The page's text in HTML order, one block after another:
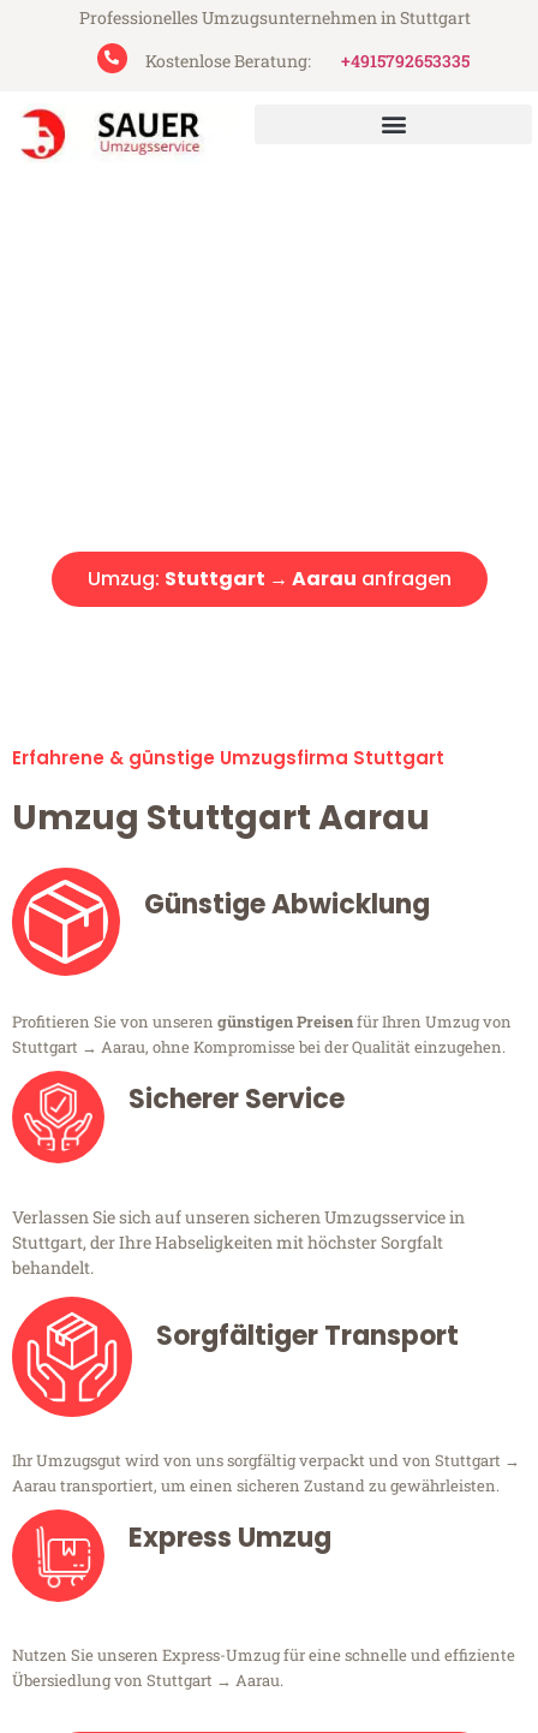
Professionelles Umzugsunternehmen in Stuttgart
Kostenlose Beratung:
+4915792653335
Umzug: Stuttgart → Aarau anfragen
Erfahrene & günstige Umzugsfirma Stuttgart
Umzug Stuttgart Aarau
Günstige Abwicklung
Profitieren Sie von unseren günstigen Preisenfür Ihren Umzug von
Stuttgart → Aarau, ohne Kompromisse bei der Qualität einzugehen.
Sicherer Service
Verlassen Sie sich auf unseren sicheren Umzugsservice in
Stuttgart, der Ihre Habseligkeiten mit höchster Sorgfalt
behandelt.
Sorgfältiger Transport
Ihr Umzugsgut wird von uns sorgfältig verpackt und von Stuttgart →
Aarau transportiert, um einen sicheren Zustand zu gewährleisten.
Express Umzug
Nutzen Sie unseren Express-Umzug für eine schnelle und effiziente
Übersiedlung von Stuttgart → Aarau.